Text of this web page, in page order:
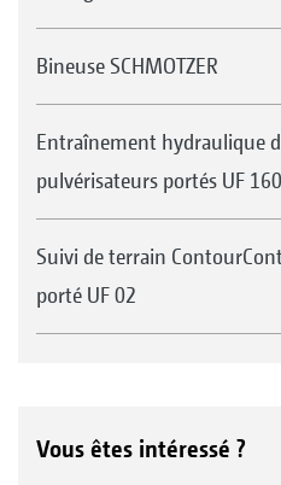
Bineuse SCHMOTZER
Entraînement hydraulique
pulvérisateurs portés UF
Suivi de terrain
porté UF 02
Vous êtes intéressé ?